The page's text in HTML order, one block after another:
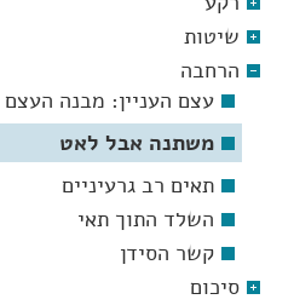
שיטות
הרחבה
עצם העניין: מבנה העצם
משתנה אבל לאט
תאים רב גרעיניים
השלד התוך תאי
קשר הסידן
סיכום